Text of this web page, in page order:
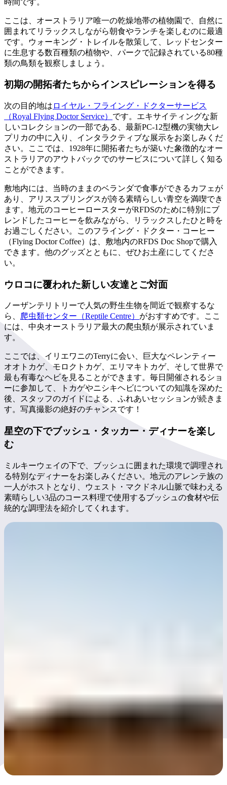
ここは、オーストラリア唯一の乾燥地帯の植物園で、自然に
囲まれてリラックスしながら朝食やランチを楽しむのに最適
です。ウォーキング・トレイルを散策して、レッドセンター
に生息する数百種類の植物や、パークで記録されている80種
類の鳥類を観察しましょう。
初期の開拓者たちからインスピレーションを得る
次の目的地は ロイヤル・フライング・ドクターサービス
（Royal Flying Doctor Service） です。エキサイティングな新
しいコレクションの一部である、最新PC-12型機の実物大レ
プリカの中に入り、インタラクティブな展示をお楽しみくだ
さい。ここでは、1928年に開拓者たちが築いた象徴的なオー
ストラリアのアウトバックでのサービスについて詳しく知る
ことができます。
敷地内には、当時のままのベランダで食事ができるカフェが
あり、アリススプリングスが誇る素晴らしい青空を満喫でき
ます。地元のコーヒーロースターがRFDSのために特別にブ
レンドしたコーヒーを飲みながら、リラックスしたひと時を
お過ごしください。このフライング・ドクター・コーヒー
（Flying Doctor Coffee）は、敷地内のRFDS Doc Shopで購入
できます。他のグッズとともに、ぜひお土産にしてくださ
い。
ウロコに覆われた新しい友達とご対面
ノーザンテリトリーで人気の野生生物を間近で観察するな
ら、 爬虫類センター（Reptile Centre） がおすすめです。ここ
には、中央オーストラリア最大の爬虫類が展示されていま
す。
ここでは、イリエワニのTerryに会い、巨大なペレンティー
オオトカゲ、モロクトカゲ、エリマキトカゲ、そして世界で
最も有毒なヘビを見ることができます。毎日開催されるショ
ーに参加して、トカゲやニシキヘビについての知識を深めた
後、スタッフのガイドによる、ふれあいセッションが続きま
す。写真撮影の絶好のチャンスです！
星空の下でブッシュ・タッカー・ディナーを楽し
む
ミルキーウェイの下で、ブッシュに囲まれた環境で調理され
る特別なディナーをお楽しみください。地元のアレンテ族の
一人がホストとなり、ウェスト・マクドネル山脈で味わえる
素晴らしい3品のコース料理で使用するブッシュの食材や伝
統的な調理法を紹介してくれます。